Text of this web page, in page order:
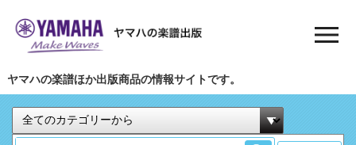
ヤマハの楽譜ほか出版商品の情報サイトです。